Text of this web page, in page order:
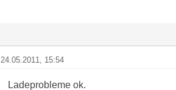
24.05.2011, 15:54
Ladeprobleme ok.